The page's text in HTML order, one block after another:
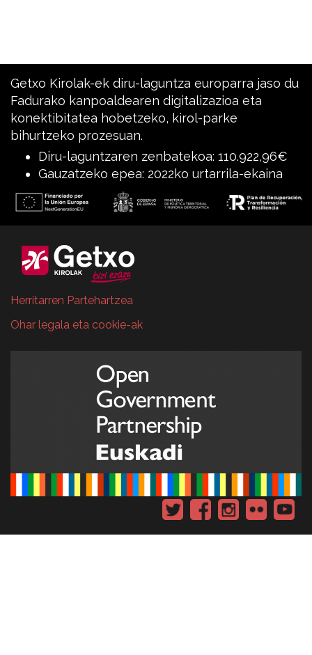
Getxo Kirolak-ek diru-laguntza europarra jaso du
Fadurako kanpoaldearen digitalizazioa eta
konektibitatea hobetzeko, kirol-parke
bihurtzeko prozesuan.
Diru-laguntzaren zenbatekoa: 110.922,96€
Gauzatzeko epea: 2022ko urtarrila-ekaina
Herritarren Partehartzea
Ohar legala eta cookie-ak